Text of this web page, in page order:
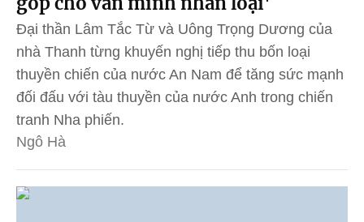
Đại thần Lâm Tắc Từ và Uông Trọng Dương của
nhà Thanh từng khuyến nghị tiếp thu bốn loại
thuyền chiến của nước An Nam để tăng sức mạnh
đối đấu với tàu thuyền của nước Anh trong chiến
tranh Nha phiến.
Ngô Hà